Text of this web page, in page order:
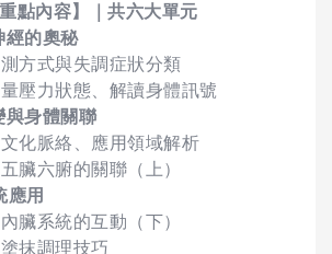
重點內容】｜共六大單元
經的奧秘
方式與失調症狀分類
壓力狀態、解讀身體訊號
與身體關聯
化脈絡、應用領域解析
臟六腑的關聯（上）
應用
臟系統的互動（下）
抹調理技巧